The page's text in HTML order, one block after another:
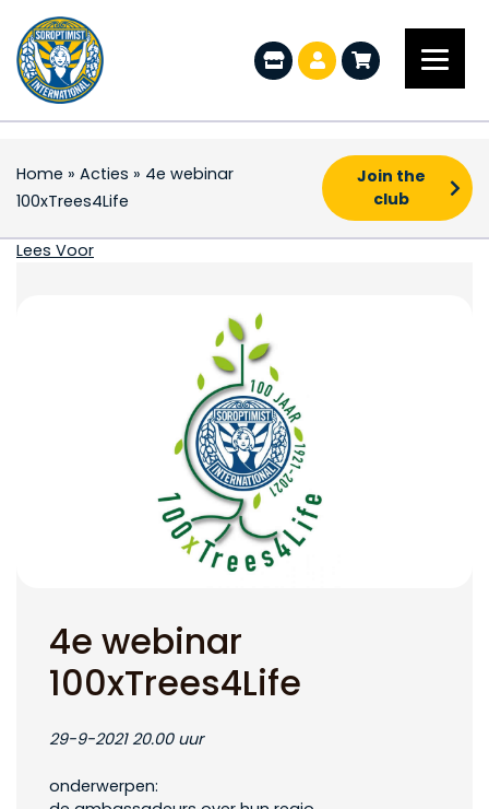
Home » Acties » 4e webinar
100xTrees4Life
Join the
club
4e webinar
Lees Voor
4e webinar
100xTrees4Life
29-9-2021 20.00 uur
onderwerpen: